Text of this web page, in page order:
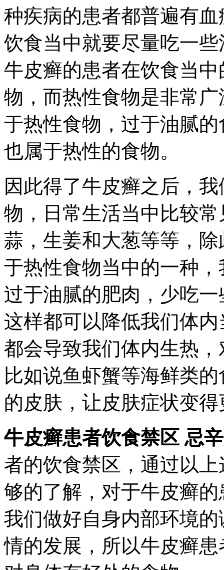
种疾病的患者都普遍有
饮食当中就要尽量吃一
牛皮癣的患者在饮食当
物，而热性食物是非常
于热性食物，过于油腻
也属于热性的食物。
因此得了牛皮癣之后，
物，日常生活当中比较
蒜，生姜和大葱等等，
于热性食物当中的一种
过于油腻的肥肉，少吃
这样都可以降低我们体
都会导致我们体内生热
比如说鱼虾蟹等海鲜类
的皮肤，让皮肤症状变
牛皮癣患者饮食禁区 忌
者的饮食禁区，通过以
够的了解，对于牛皮癣
我们做好自身内部环境
情的发展，所以牛皮癣